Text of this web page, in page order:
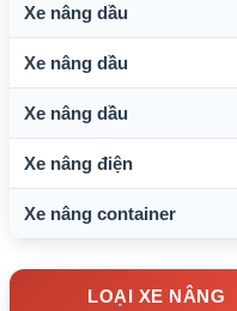
Xe nâng dầu
Xe nâng dầu
Xe nâng dầu
Xe nâng điện
Xe nâng container
LOẠI XE NÂNG